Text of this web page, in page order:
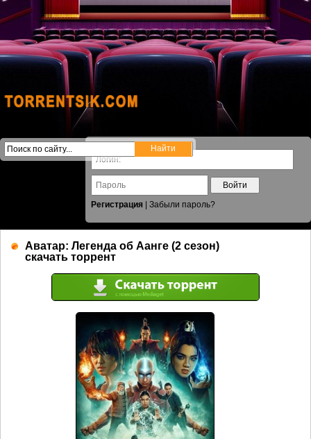
Войти
Регистрация
Забыли пароль?
Аватар: Легенда об Аанге (2 сезон)
скачать торрент